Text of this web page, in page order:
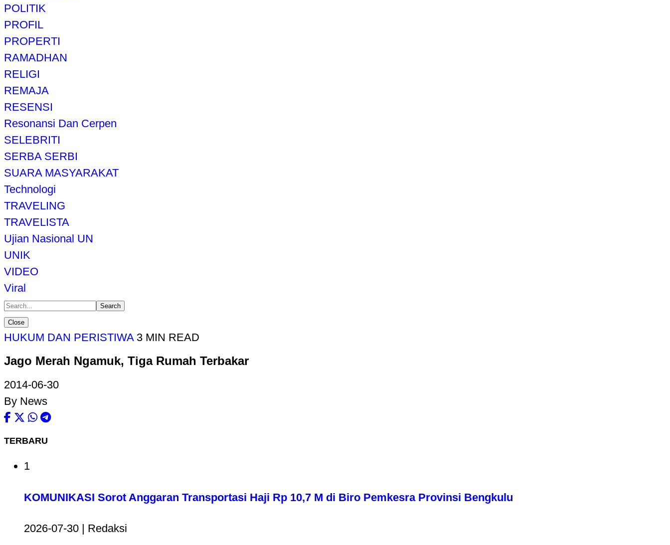
POLITIK
PROFIL
PROPERTI
RAMADHAN
RELIGI
REMAJA
RESENSI
Resonansi Dan Cerpen
SELEBRITI
SERBA SERBI
SUARA MASYARAKAT
Technologi
TRAVELING
TRAVELISTA
Ujian Nasional UN
UNIK
VIDEO
Viral
Search
Close
HUKUM DAN PERISTIWA 3 MIN READ
Jago Merah Ngamuk, Tiga Rumah Terbakar
2014-06-30
By News
TERBARU
1
KOMUNIKASI Sorot Anggaran Transportasi Haji Rp 10,7 M di Biro Pemkesra Provinsi Bengkulu
2026-07-30 | Redaksi